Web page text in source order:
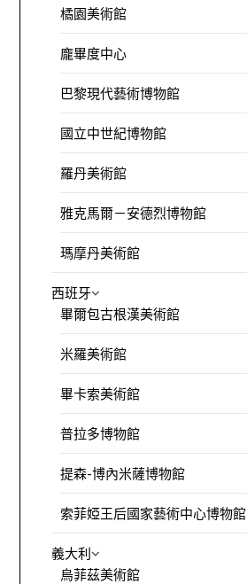
橘園美術館
龐畢度中心
巴黎現代藝術博物館
國立中世紀博物館
羅丹美術館
雅克馬爾－安德烈博物館
瑪摩丹美術館
西班牙
畢爾包古根漢美術館
米羅美術館
畢卡索美術館
普拉多博物館
提森-博內米薩博物館
索菲婭王后國家藝術中心博物館
義大利
烏菲茲美術館